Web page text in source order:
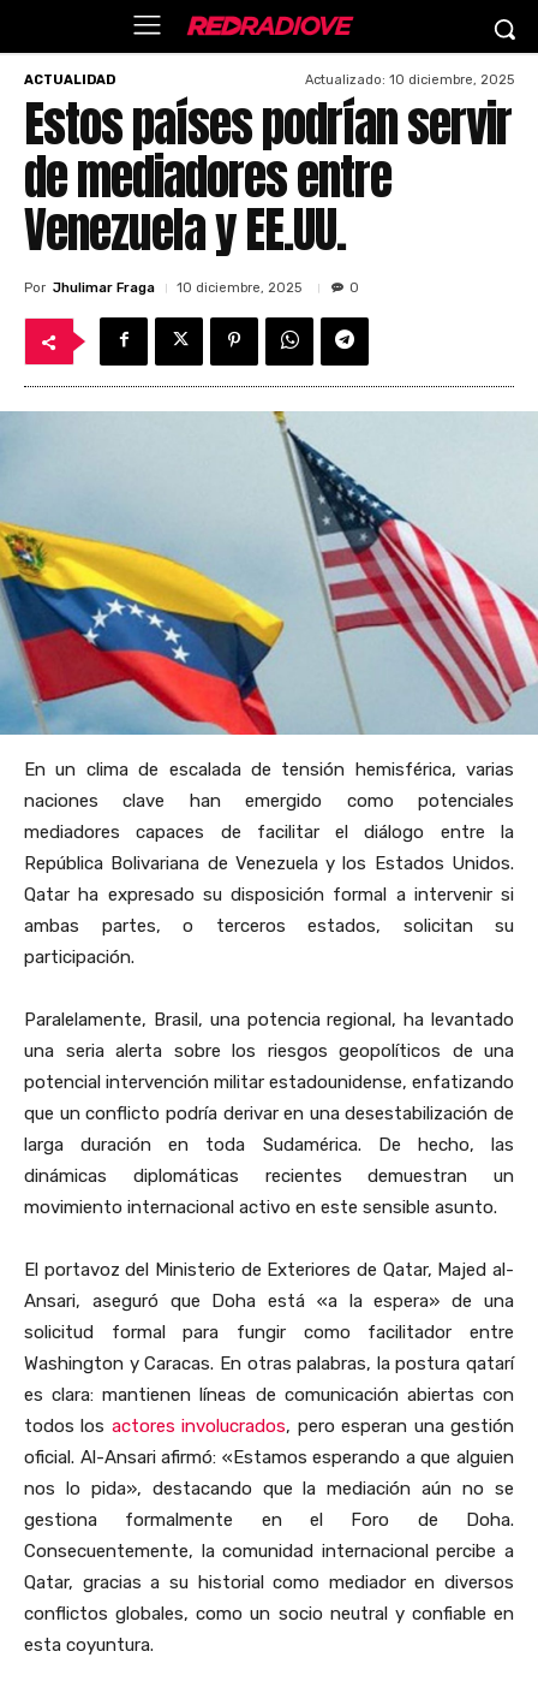
ACTUALIDAD Actualizado: 10 diciembre, 2025
Estos países podrían servir
de mediadores entre
Venezuela y EE.UU.
Por Jhulimar Fraga 10 diciembre, 2025 0
En un clima de escalada de tensión hemisférica, varias
naciones clave han emergido como potenciales
mediadores capaces de facilitar el diálogo entre la
República Bolivariana de Venezuela y los Estados Unidos.
Qatar ha expresado su disposición formal a intervenir si
ambas partes, o terceros estados, solicitan su
participación.
Paralelamente, Brasil, una potencia regional, ha levantado
una seria alerta sobre los riesgos geopolíticos de una
potencial intervención militar estadounidense, enfatizando
que un conflicto podría derivar en una desestabilización de
larga duración en toda Sudamérica. De hecho, las
dinámicas diplomáticas recientes demuestran un
movimiento internacional activo en este sensible asunto.
El portavoz del Ministerio de Exteriores de Qatar, Majed al-
Ansari, aseguró que Doha está «a la espera» de una
solicitud formal para fungir como facilitador entre
Washington y Caracas. En otras palabras, la postura qatarí
es clara: mantienen líneas de comunicación abiertas con
todos los actores involucrados, pero esperan una gestión
oficial. Al-Ansari afirmó: «Estamos esperando a que alguien
nos lo pida», destacando que la mediación aún no se
gestiona formalmente en el Foro de Doha.
Consecuentemente, la comunidad internacional percibe a
Qatar, gracias a su historial como mediador en diversos
conflictos globales, como un socio neutral y confiable en
esta coyuntura.